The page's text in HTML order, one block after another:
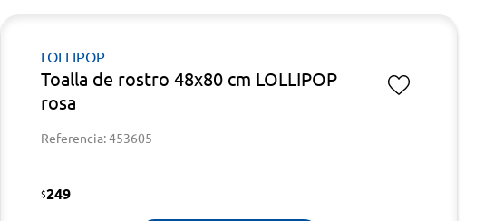
LOLLIPOP
Toalla de rostro 48x80 cm LOLLIPOP
rosa
Referencia: 453605
$249